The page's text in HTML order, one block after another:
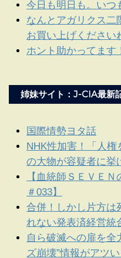
今日も明日も。いつ
なんとアガリクス二
お買い上げください
ホント助かってます
姉妹サイト：J-CIA最新
国際情勢ヨタ話
NHK性加害！「人
の大物が容疑者に挙
【血統師ＳＥＶＥ
＃033】
合併！しかし片方は
れない発表済経営統
自ら破滅への扉を全
ズ崩壊”情報がアツい